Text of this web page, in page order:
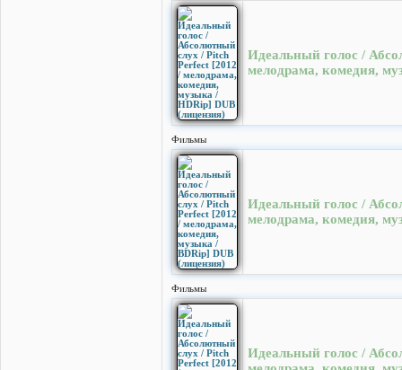
Идеальный голос /
мелодрама, комедия,
Фильмы
Идеальный голос /
мелодрама, комедия,
Фильмы
Идеальный голос /